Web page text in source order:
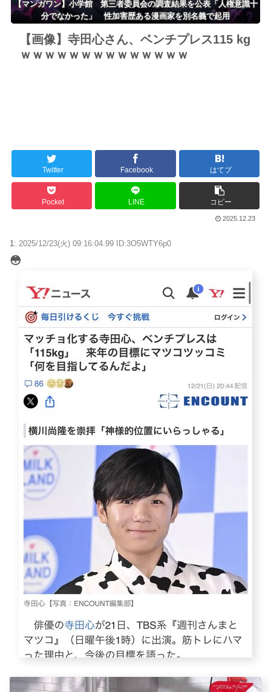
【マンガワン】小学館 第三者委員会の調査結果を公表「人権意識十
分でなかった」 性加害歴ある漫画家を別名義で起用
【画像】寺田心さん、ベンチプレス115 kg
ｗｗｗｗｗｗｗｗｗｗｗｗｗｗ
Twitter Facebook はてブ
Pocket LINE コピー
2025.12.23
1: 2025/12/23(火) 09:16:04.99 ID:3O5WTY6p0
😳